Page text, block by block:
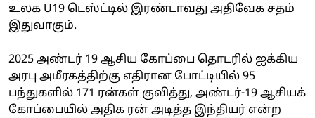
உலக U19 டெஸ்ட்டில் இரண்டாவது அதிவேக சதம்
இதுவாகும்.
2025 அண்டர் 19 ஆசிய கோப்பை தொடரில் ஐக்கிய
அரபு அமீரகத்திற்கு எதிரான போட்டியில் 95
பந்துகளில் 171 ரன்கள் குவித்து, அண்டர்-19 ஆசியக்
கோப்பையில் அதிக ரன் அடித்த இந்தியர் என்ற